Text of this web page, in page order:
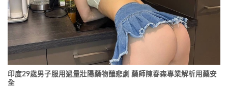
印度29歲男子服用過量壯陽藥物釀悲劇 藥師陳春森專業解析用藥安
全